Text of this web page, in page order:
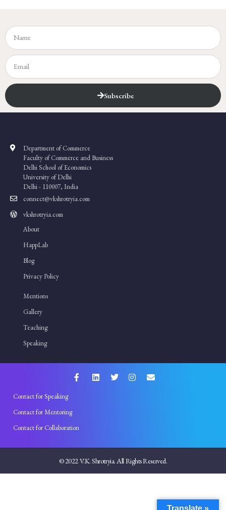
Subscribe
Department of Commerce
Faculty of Commerce and Business
Delhi School of Economics
University of Delhi
Delhi - 110007, India
connect@vkshrotryia.com
vkshrotryia.com
About
HappLab
Blog
Privacy Policy
Mentions
Gallery
Teaching
Speaking
Contact for Speaking
Contact for Mentoring
Contact for Collaboration
© 2022 V.K. Shrotryia. All Rights Reserved.
Translate »